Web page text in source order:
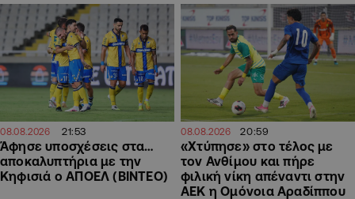
08.08.2026 21:53
Άφησε υποσχέσεις στα…
αποκαλυπτήρια με την
Κηφισιά ο ΑΠΟΕΛ (ΒΙΝΤΕΟ)
08.08.2026 20:59
«Χτύπησε» στο τέλος με
τον Ανθίμου και πήρε
φιλική νίκη απέναντι στην
ΑΕΚ η Ομόνοια Αραδίππου